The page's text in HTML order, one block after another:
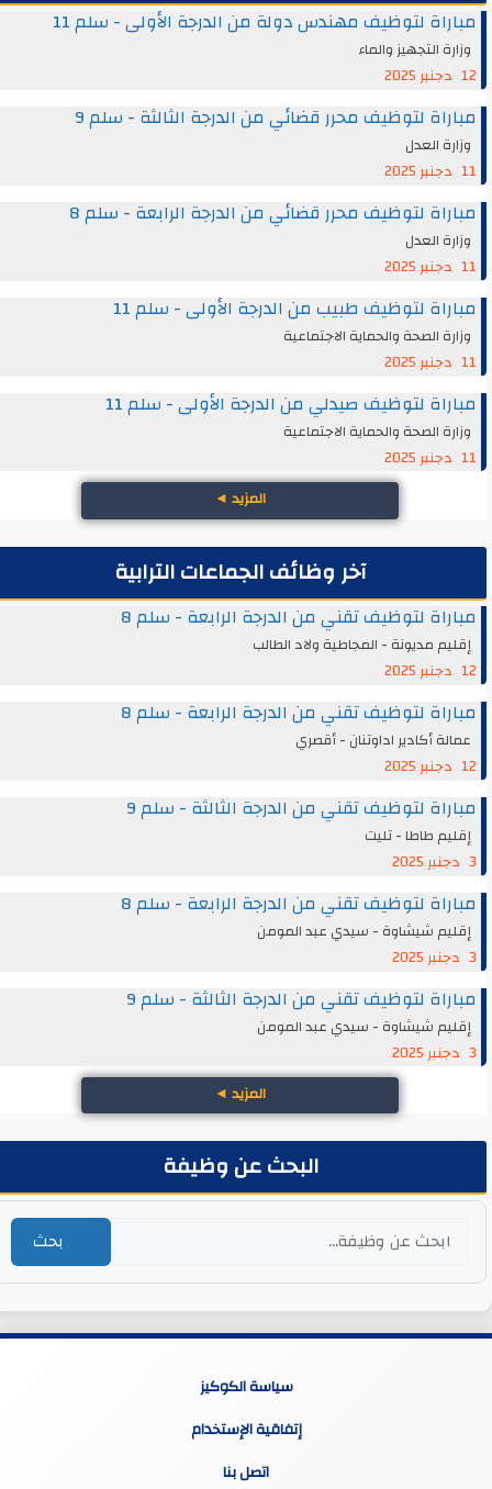
مباراة لتوظيف مهندس دولة من الدرجة الأولى - سلم 11
وزارة التجهيز والماء
12 دجنبر 2025
مباراة لتوظيف محرر قضائي من الدرجة الثالثة - سلم 9
وزارة العدل
11 دجنبر 2025
مباراة لتوظيف محرر قضائي من الدرجة الرابعة - سلم 8
وزارة العدل
11 دجنبر 2025
مباراة لتوظيف طبيب من الدرجة الأولى - سلم 11
وزارة الصحة والحماية الاجتماعية
11 دجنبر 2025
مباراة لتوظيف صيدلي من الدرجة الأولى - سلم 11
وزارة الصحة والحماية الاجتماعية
11 دجنبر 2025
المزيد◄
آخر وظائف الجماعات الترابية
مباراة لتوظيف تقني من الدرجة الرابعة - سلم 8
إقليم مديونة - المجاطية ولاد الطالب
12 دجنبر 2025
مباراة لتوظيف تقني من الدرجة الرابعة - سلم 8
عمالة أكادير اداوتنان - أقصري
12 دجنبر 2025
مباراة لتوظيف تقني من الدرجة الثالثة - سلم 9
إقليم طاطا - تليت
مباراة لتوظيف تقني من الدرجة الرابعة - سلم 8
إقليم شيشاوة - سيدي عبد المومن
مباراة لتوظيف تقني من الدرجة الثالثة - سلم 9
إقليم شيشاوة - سيدي عبد المومن
المزيد◄
البحث عن وظيفة
بحث
سياسة الكوكيز
إتفاقية الإستخدام
اتصل بنا